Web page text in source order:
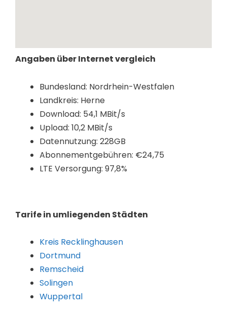
Angaben über Internet vergleich
Bundesland: Nordrhein-Westfalen
Landkreis: Herne
Download: 54,1 MBit/s
Upload: 10,2 MBit/s
Datennutzung: 228GB
Abonnementgebühren: €24,75
LTE Versorgung: 97,8%
Tarife in umliegenden Städten
Kreis Recklinghausen
Dortmund
Remscheid
Solingen
Wuppertal